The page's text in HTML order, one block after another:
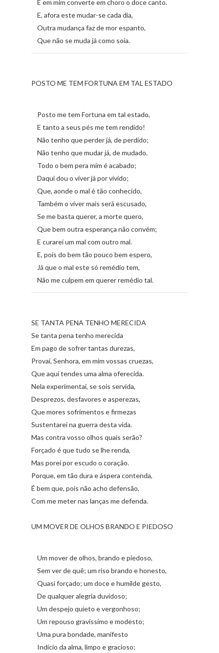
E em mim converte em choro o doce canto.
E, afora este mudar-se cada dia,
Outra mudança faz de mor espanto,
Que não se muda já como soía.
POSTO ME TEM FORTUNA EM TAL ESTADO
Posto me tem Fortuna em tal estado,
E tanto a seus pés me tem rendido!
Não tenho que perder já, de perdido;
Não tenho que mudar já, de mudado.
Todo o bem pera mim é acabado;
Daqui dou o viver já por vivido;
Que, aonde o mal é tão conhecido,
Também o viver mais será escusado,
Se me basta querer, a morte quero,
Que bem outra esperança não convém;
E curarei um mal com outro mal.
E, pois do bem tão pouco bem espero,
Já que o mal este só remédio tem,
Não me culpem em querer remédio tal.
SE TANTA PENA TENHO MERECIDA
Se tanta pena tenho merecida
Em pago de sofrer tantas durezas,
Provai, Senhora, em mim vossas cruezas,
Que aqui tendes uma alma oferecida.
Nela experimentai, se sois servida,
Desprezos, desfavores e asperezas,
Que mores sofrimentos e firmezas
Sustentarei na guerra desta vida.
Mas contra vosso olhos quais serão?
Forçado é que tudo se lhe renda,
Mas porei por escudo o coração.
Porque, em tão dura e áspera contenda,
É bem que, pois não acho defensão,
Com me meter nas lanças me defenda.
UM MOVER DE OLHOS BRANDO E PIEDOSO
Um mover de olhos, brando e piedoso,
Sem ver de quê; um riso brando e honesto,
Quasi forçado; um doce e humilde gesto,
De qualquer alegria duvidoso;
Um despejo quieto e vergonhoso;
Um repouso gravíssimo e modesto;
Uma pura bondade, manifesto
Indício da alma, limpo e gracioso;